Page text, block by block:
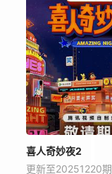
喜人奇妙夜2
更新至20251220期